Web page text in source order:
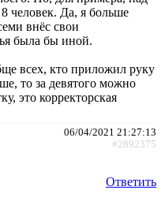
8 человек. Да, я больше
внёс свои
была бы иной.
всех, кто приложил руку
то за девятого можно
это корректорская
06/04/2021 21:27:13
#2892375
Ответить